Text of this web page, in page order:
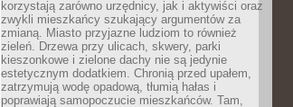
korzystają zarówno urzędnicy, jak i aktywiści oraz
zwykli mieszkańcy szukający argumentów za
zmianą. Miasto przyjazne ludziom to również
zieleń. Drzewa przy ulicach, skwery, parki
kieszonkowe i zielone dachy nie są jedynie
estetycznym dodatkiem. Chronią przed upałem,
zatrzymują wodę opadową, tłumią hałas i
poprawiają samopoczucie mieszkańców. Tam,